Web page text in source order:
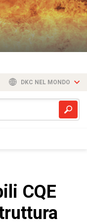
DKC NEL MONDO
CQE